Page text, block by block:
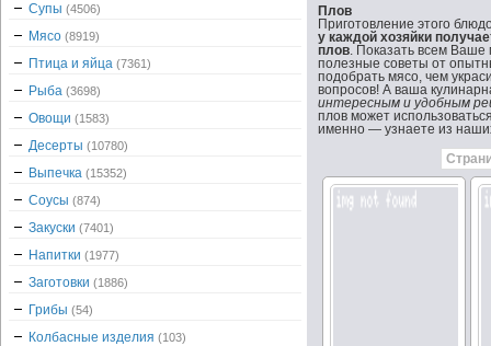
Плов
Приготовление этого
у каждой хозяйки
плов. Показать всем Ваше
полезные советы от
подобрать мясо, чем
вопросов! А ваша
интересным и удобным
плов может
именно — узнаете из
Супы (4506)
Мясо (8919)
Птица и яйца (7361)
Рыба (3698)
Овощи (1583)
Десерты (10780)
Выпечка (15352)
Соусы (874)
Закуски (7401)
Напитки (1977)
Заготовки (1886)
Грибы (54)
Колбасные изделия (103)